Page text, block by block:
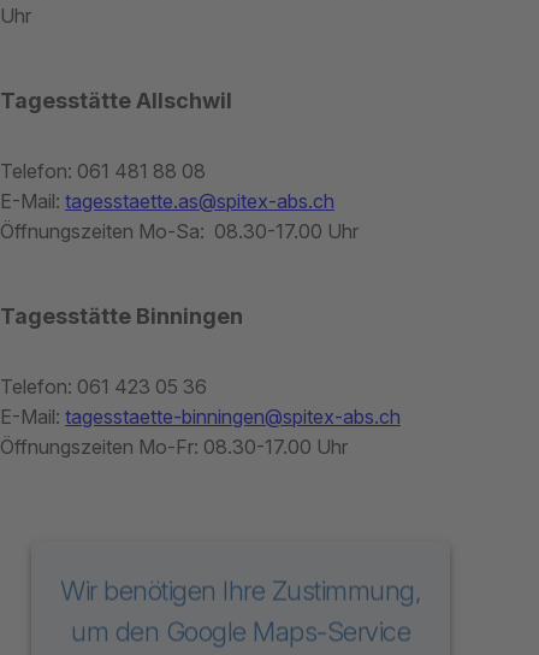
Uhr
Tagesstätte Allschwil
Telefon: 061 481 88 08
E-Mail: tagesstaette.as@spitex-abs.ch
Öffnungszeiten Mo-Sa: 08.30-17.00 Uhr
Tagesstätte Binningen
Telefon: 061 423 05 36
E-Mail: tagesstaette-binningen@spitex-abs.ch
Öffnungszeiten Mo-Fr: 08.30-17.00 Uhr
Wir benötigen Ihre Zustimmung,
um den Google Maps-Service